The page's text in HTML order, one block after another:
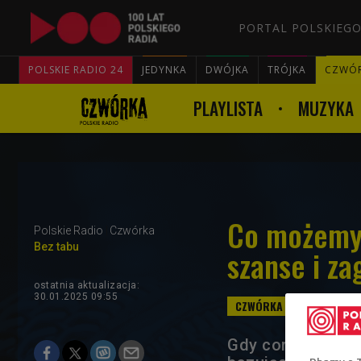
PORTAL
POLSKIE RADIO 24 JEDYNKA DWÓJKA TRÓJKA
PLAYLISTA MUZYKA
Polskie Radio
Czwórka
Bez tabu
Co
szanse i
ostatnia aktualizacja:
30.01.2025 09:55
Gdy coraz